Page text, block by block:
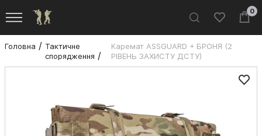
0
Головна
Тактичне
спорядження
Каремат ASSGUARD + БРОНЯ (2
РІВЕНЬ ЗАХИСТУ ДСТУ)